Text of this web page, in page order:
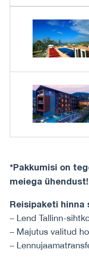
*Pakkumisi on
meiega ühendust!
Reisipaketi hinna
– Lend Tallinn-
– Majutus valitud
–